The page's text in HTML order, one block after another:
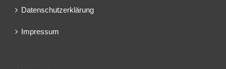
Datenschutzerklärung
Impressum